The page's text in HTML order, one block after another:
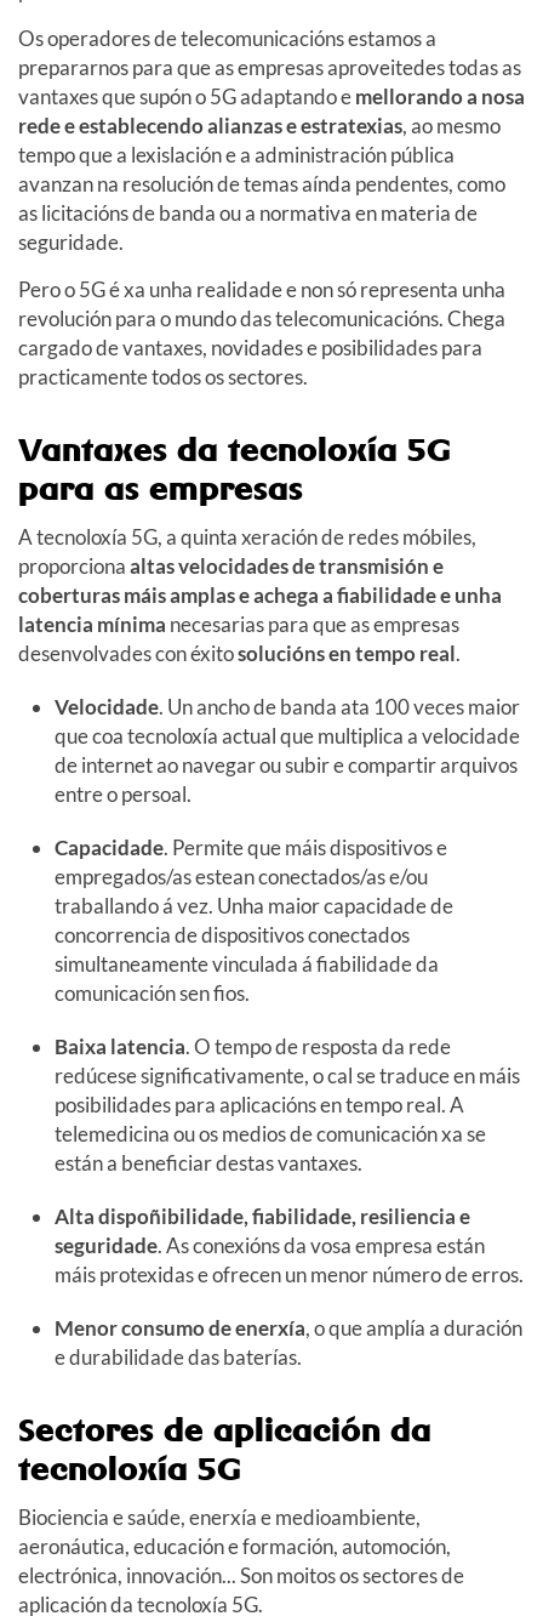
Os operadores de telecomunicacións estamos a
prepararnos para que as empresas aproveitedes todas as
vantaxes que supón o 5G adaptando emellorando a nosa
rede e establecendo alianzas e estratexias, ao mesmo
tempo que a lexislación e a administración pública
avanzan na resolución de temas aínda pendentes, como
as licitacións de banda ou a normativa en materia de
seguridade.
Pero o 5G é xa unha realidade e non só representa unha
revolución para o mundo das telecomunicacións. Chega
cargado de vantaxes, novidades e posibilidades para
practicamente todos os sectores.
Vantaxes da tecnoloxía 5G
para as empresas
A tecnoloxía 5G, a quinta xeración de redes móbiles,
proporcionaaltas velocidades de transmisión e
coberturas máis amplas e achega a fiabilidade e unha
latencia mínima necesarias para que as empresas
desenvolvades con éxitosolucións en tempo real.
Velocidade. Un ancho de banda ata 100 veces maior
que coa tecnoloxía actual que multiplica a velocidade
de internet ao navegar ou subir e compartir arquivos
entre o persoal.
Capacidade. Permite que máis dispositivos e
empregados/as estean conectados/as e/ou
traballando á vez. Unha maior capacidade de
concorrencia de dispositivos conectados
simultaneamente vinculada á fiabilidade da
comunicación sen fios.
Baixa latencia. O tempo de resposta da rede
redúcese significativamente, o cal se traduce en máis
posibilidades para aplicacións en tempo real. A
telemedicina ou os medios de comunicación xa se
están a beneficiar destas vantaxes.
Alta dispoñibilidade, fiabilidade, resiliencia e
seguridade. As conexións da vosa empresa están
máis protexidas e ofrecen un menor número de erros.
Menor consumo de enerxía, o que amplía a duración
e durabilidade das baterías.
Sectores de aplicación da
tecnoloxía 5G
Biociencia e saúde, enerxía e medioambiente,
aeronáutica, educación e formación, automoción,
electrónica, innovación... Son moitos os sectores de
aplicación da tecnoloxía 5G.